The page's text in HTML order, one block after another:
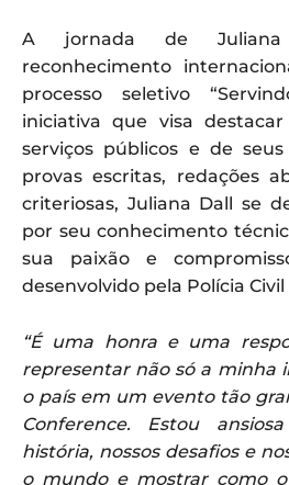
A jornada de
reconhecimento
processo seletivo
iniciativa que visa
serviços públicos e de
provas escritas, redações
criteriosas, Juliana Dall se
por seu conhecimento
sua paixão e
desenvolvido pela Polícia Civil
“É uma honra e uma
representar não só a minha
o país em um evento tão
Conference. Estou
história, nossos desafios e
o mundo e mostrar como